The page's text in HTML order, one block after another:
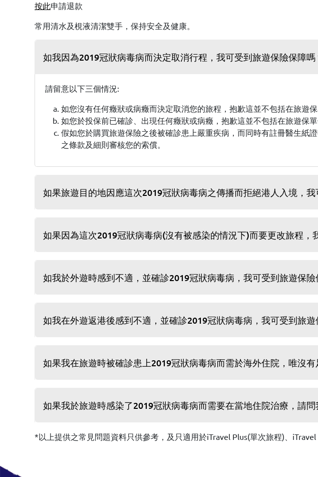
按此申請退款
常用清水及梘液清潔雙手，保持安全及健康。
如我因為2019冠狀病毒病而決定取消行程，我可受到旅遊保險保障嗎
請留意以下三個情況:
如您沒有任何癥狀或病癥而決定取消您的旅程，抱歉這並不包括在旅遊保
如您於投保前已確診、出現任何癥狀或病癥，抱歉這並不包括在旅遊保單
假如您於購買旅遊保險之後被確診患上嚴重疾病，而同時有註冊醫生紙
之條款及細則審核您的索償。
如果旅遊目的地因應這次2019冠狀病毒病之傳播而拒絕港人入境，我
如果因為這次2019冠狀病毒病(沒有被感染的情況下)而要更改旅程，
如我於外遊時感到不適，並確診2019冠狀病毒病，我可受到旅遊保險
如我在外遊返港後感到不適，並確診2019冠狀病毒病，我可受到旅遊
如果我在旅遊時被確診患上2019冠狀病毒病而需於海外住院，唯沒
如果我於旅遊時感染了2019冠狀病毒病而需要在當地住院治療，請
*以上提供之常見問題資料只供參考，及只適用於iTravel Plus(單次旅程)、